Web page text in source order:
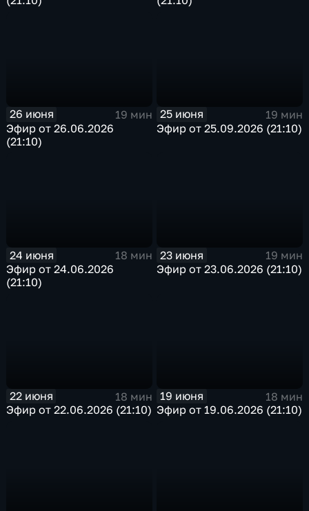
26 июня
19 мин
Эфир от 26.06.2026
(21:10)
25 июня
19 мин
Эфир от 25.09.2026 (21:10)
24 июня
18 мин
Эфир от 24.06.2026
(21:10)
23 июня
19 мин
Эфир от 23.06.2026 (21:10)
22 июня
18 мин
Эфир от 22.06.2026 (21:10)
19 июня
18 мин
Эфир от 19.06.2026 (21:10)